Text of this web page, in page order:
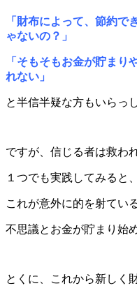
「財布によって、節約で
ゃないの？」
「そもそもお金が貯まり
れない」
と半信半疑な方もいらっ
ですが、信じる者は救わ
１つでも実践してみると、
これが意外に的を射てい
不思議とお金が貯まり始
とくに、これから新しく